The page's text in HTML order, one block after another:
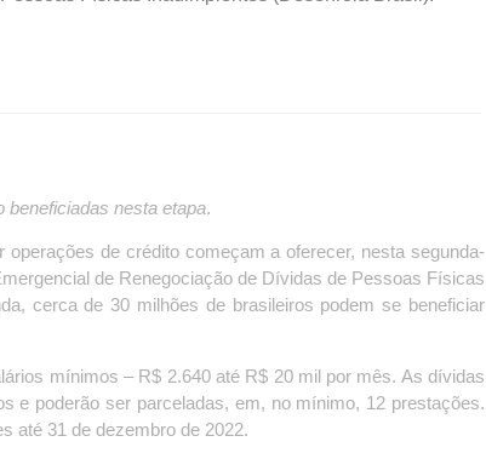
beneficiadas nesta etapa.
de crédito começam a oferecer, nesta segunda-
de Renegociação de Dívidas de Pessoas Físicas
cerca de 30 milhões de brasileiros podem se beneficiar
mínimos – R$ 2.640 até R$ 20 mil por mês. As dívidas
e poderão ser parceladas, em, no mínimo, 12 prestações.
até 31 de dezembro de 2022.